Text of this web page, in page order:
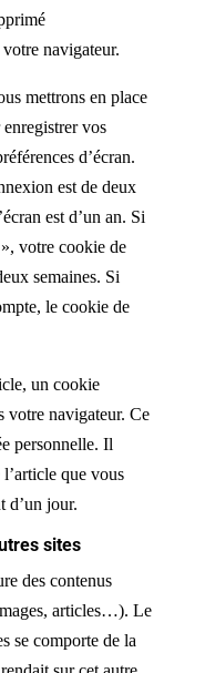
navigateur.
mettrons en place
vos
d’écran.
est de deux
est d’un an. Si
votre cookie de
semaines. Si
le cookie de
un cookie
votre navigateur. Ce
personnelle. Il
que vous
d’un jour.
sites
des contenus
articles…). Le
se comporte de la